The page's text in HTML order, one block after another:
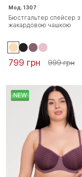
Мод. 1307
Бюстгальтер спейсер з
жакардовою чашкою
799 грн 999 грн
NEW